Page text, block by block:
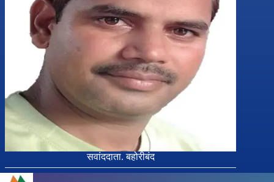
सवांददाता. बहोरीबंद